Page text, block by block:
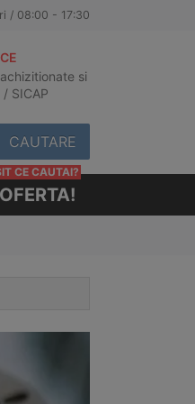
/ 08:00 - 17:30
si
/ SICAP
CAUTARE
CE CAUTAI?